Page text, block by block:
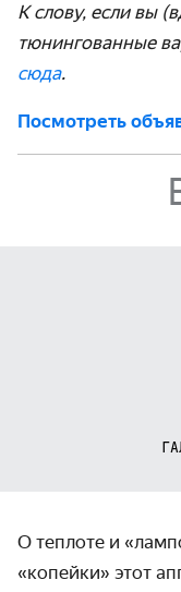
К слову, если вы
тюнингованные
сюда.
Посмотреть
О теплоте и
«копейки» этот